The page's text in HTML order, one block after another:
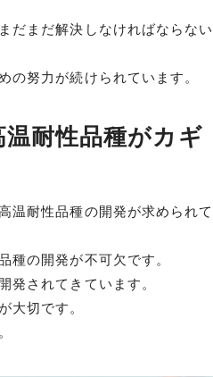
だまだ解決しなければならない
努力が続けられています。
耐性品種がカギ
温耐性品種の開発が求められて
種の開発が不可欠です。
発されてきています。
大切です。